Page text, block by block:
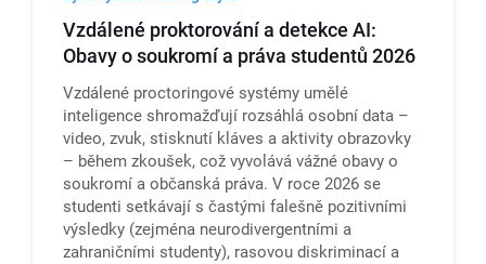
Vzdálené proktorování a detekce AI:
Obavy o soukromí a práva studentů 2026
Vzdálené proctoringové systémy umělé
inteligence shromažďují rozsáhlá osobní data –
video, zvuk, stisknutí kláves a aktivity obrazovky
– během zkoušek, což vyvolává vážné obavy o
soukromí a občanská práva. V roce 2026 se
studenti setkávají s častými falešně pozitivními
výsledky (zejména neurodivergentními a
zahraničními studenty), rasovou diskriminací a